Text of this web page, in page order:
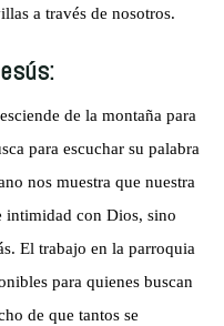
a través de nosotros.
de la montaña para
para escuchar su palabra
nos muestra que nuestra
intimidad con Dios, sino
El trabajo en la parroquia
para quienes buscan
de que tantos se